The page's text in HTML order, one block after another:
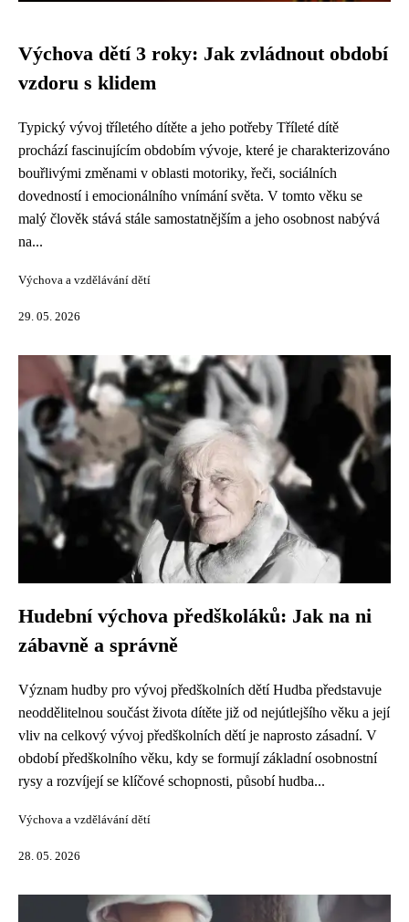
Výchova dětí 3 roky: Jak zvládnout období
vzdoru s klidem
Typický vývoj tříletého dítěte a jeho potřeby Tříleté dítě
prochází fascinujícím obdobím vývoje, které je charakterizováno
bouřlivými změnami v oblasti motoriky, řeči, sociálních
dovedností i emocionálního vnímání světa. V tomto věku se
malý člověk stává stále samostatnějším a jeho osobnost nabývá
na...
Výchova a vzdělávání dětí
29. 05. 2026
Hudební výchova předškoláků: Jak na ni
zábavně a správně
Význam hudby pro vývoj předškolních dětí Hudba představuje
neoddělitelnou součást života dítěte již od nejútlejšího věku a její
vliv na celkový vývoj předškolních dětí je naprosto zásadní. V
období předškolního věku, kdy se formují základní osobnostní
rysy a rozvíjejí se klíčové schopnosti, působí hudba...
Výchova a vzdělávání dětí
28. 05. 2026